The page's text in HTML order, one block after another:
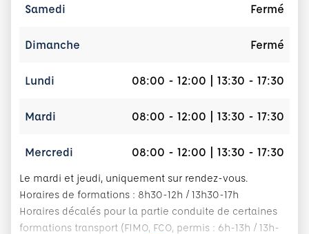
Samedi Fermé
Dimanche Fermé
Lundi 08:00 - 12:00 | 13:30 - 17:30
Mardi 08:00 - 12:00 | 13:30 - 17:30
Mercredi 08:00 - 12:00 | 13:30 - 17:30
Le mardi et jeudi, uniquement sur rendez-vous.
Horaires de formations : 8h30-12h / 13h30-17h
Horaires décalés pour la partie conduite de certaines
formations transport (FIMO, FCO, permis : 6h-13h / 13h-